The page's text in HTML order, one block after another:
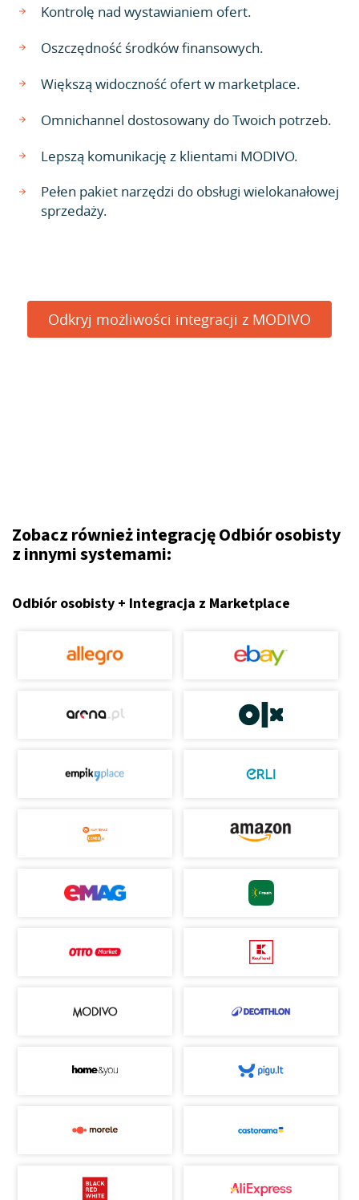
Kontrolę nad wystawianiem ofert.
Oszczędność środków finansowych.
Większą widoczność ofert w marketplace.
Omnichannel dostosowany do Twoich potrzeb.
Lepszą komunikację z klientami MODIVO.
Pełen pakiet narzędzi do obsługi wielokanałowej
sprzedaży.
Odkryj możliwości integracji z MODIVO
Zobacz również integrację Odbiór osobisty
z innymi systemami:
Odbiór osobisty + Integracja z Marketplace